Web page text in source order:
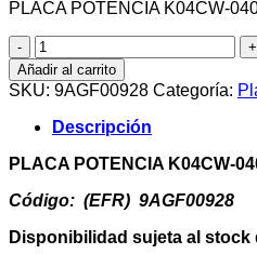
PLACA POTENCIA K04CW-
PLACA
POTENCIA
K04CW-
0400HSE-
P0
cantidad
Añadir al carrito
SKU: 9AGF00928 Categoría:
Descripción
PLACA POTENCIA K04CW-
Código: (EFR) 9AGF00928
Disponibilidad sujeta al stock